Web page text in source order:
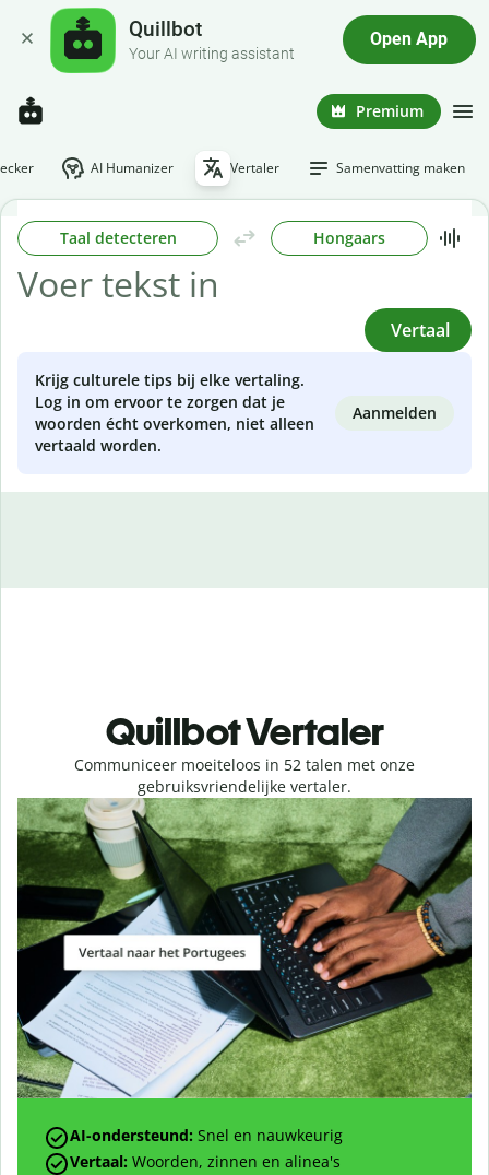
Quillbot
Your AI writing assistant
Open App
Premium
AI Humanizer Vertaler Samenvatting maken
Taal detecteren Hongaars
Vertaal
Krijg culturele tips bij elke vertaling.
Log in om ervoor te zorgen dat je
woorden écht overkomen, niet alleen
vertaald worden.
Aanmelden
Quillbot Vertaler
Communiceer moeiteloos in 52 talen met onze
gebruiksvriendelijke vertaler.
AI-ondersteund: Snel en nauwkeurig
Vertaal: Woorden, zinnen en alinea's